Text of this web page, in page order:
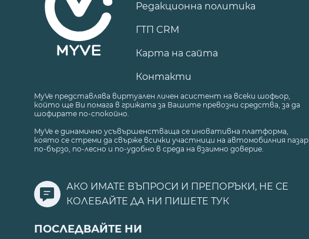
Редакционна политика
ГТП CRM
Карта на сайта
Контакти
MyVe представлява виртуален личен асистент на всеки шофьор,
който ще Ви помага в грижата за Вашите превозни средства, за да
шофирате по-спокойно.
MyVe е динамично усъвършенстваща се иновативна платформа,
която се стреми да свърже всички участници на автомобилния пазар
по-бързо, по-лесно и по-удобно в среда на взаимно доверие.
АКО ИМАТЕ ВЪПРОСИ И ПРЕПОРЪКИ, НЕ СЕ
КОЛЕБАЙТЕ ДА НИ ПИШЕТЕ ТУК
ПОСЛЕДВАЙТЕ НИ